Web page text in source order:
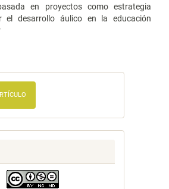
en proyectos como estrategia
el desarrollo áulico en la educación